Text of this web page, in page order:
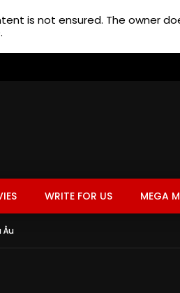
WRITE FOR US MEGA
is not ensured. The owner